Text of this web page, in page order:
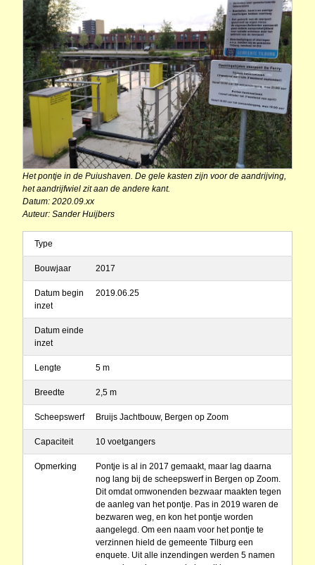
Het pontje in de Puiushaven. De gele kasten zijn voor de aandrijving,
het aandrijfwiel zit aan de andere kant.
Datum: 2020.09.xx
Auteur: Sander Huijbers
Type
Bouwjaar 2017
Datum begin
inzet
2019.06.25
Datum einde
inzet
Lengte 5 m
Breedte 2,5 m
Scheepswerf Bruijs Jachtbouw, Bergen op Zoom
Capaciteit 10 voetgangers
Opmerking
Pontje is al in 2017 gemaakt, maar lag daarna
nog lang bij de scheepswerf in Bergen op Zoom.
Dit omdat omwonenden bezwaar maakten tegen
de aanleg van het pontje. Pas in 2019 waren de
bezwaren weg, en kon het pontje worden
aangelegd. Om een naam voor het pontje te
verzinnen hield de gemeente Tilburg een
enquete. Uit alle inzendingen werden 5 namen